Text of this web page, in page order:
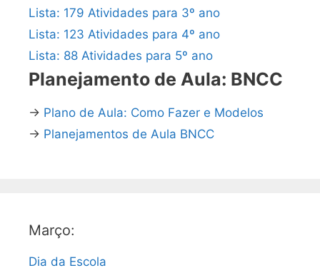
Lista: 179 Atividades para 3º ano
Lista: 123 Atividades para 4º ano
Lista: 88 Atividades para 5º ano
Planejamento de Aula: BNCC
→ Plano de Aula: Como Fazer e Modelos
→ Planejamentos de Aula BNCC
Março:
Dia da Escola